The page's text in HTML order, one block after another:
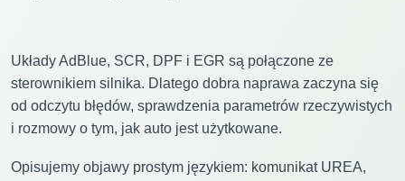
Układy AdBlue, SCR, DPF i EGR są połączone ze
sterownikiem silnika. Dlatego dobra naprawa zaczyna się
od odczytu błędów, sprawdzenia parametrów rzeczywistych
i rozmowy o tym, jak auto jest użytkowane.
Opisujemy objawy prostym językiem: komunikat UREA,